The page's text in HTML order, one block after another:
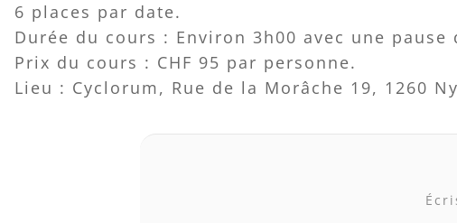
6 places par date.
Durée du cours : Environ 3h00 avec une
Prix du cours : CHF 95 par personne.
Lieu : Cyclorum, Rue de la Morâche 19, 1260